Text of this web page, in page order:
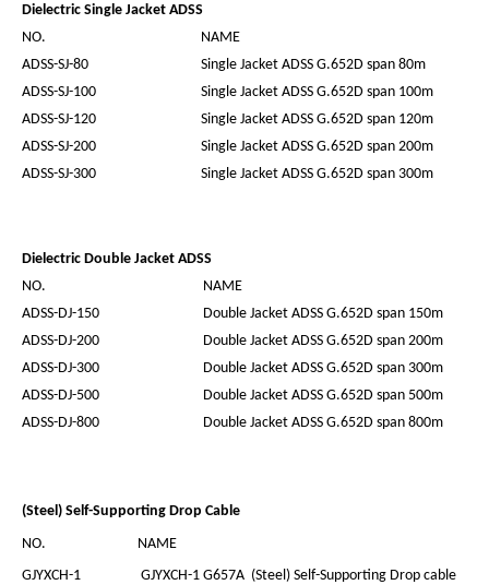
Dielectric Single Jacket ADSS
NO.
NAME
ADSS-SJ-80
Single Jacket ADSS G.652D span 80m
ADSS-SJ-100
Single Jacket ADSS G.652D span 100m
ADSS-SJ-120
Single Jacket ADSS G.652D span 120m
ADSS-SJ-200
Single Jacket ADSS G.652D span 200m
ADSS-SJ-300
Single Jacket ADSS G.652D span 300m
Dielectric Double Jacket ADSS
NO.
NAME
ADSS-DJ-150
Double Jacket ADSS G.652D span 150m
ADSS-DJ-200
Double Jacket ADSS G.652D span 200m
ADSS-DJ-300
Double Jacket ADSS G.652D span 300m
ADSS-DJ-500
Double Jacket ADSS G.652D span 500m
ADSS-DJ-800
Double Jacket ADSS G.652D span 800m
(Steel) Self-Supporting Drop Cable
NO.
NAME
GJYXCH-1
GJYXCH-1 G657A (Steel) Self-Supporting Drop cable